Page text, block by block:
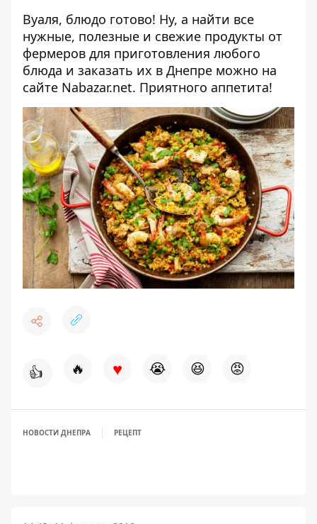
Вуаля, блюдо готово! Ну, а найти все
нужные, полезные и свежие продукты от
фермеров для приготовления любого
блюда и заказать их в Днепре можно на
сайте Nabazar.net. Приятного аппетита!
👍 🔥 ♥ 😭 😆 😡
НОВОСТИ ДНЕПРА РЕЦЕПТ